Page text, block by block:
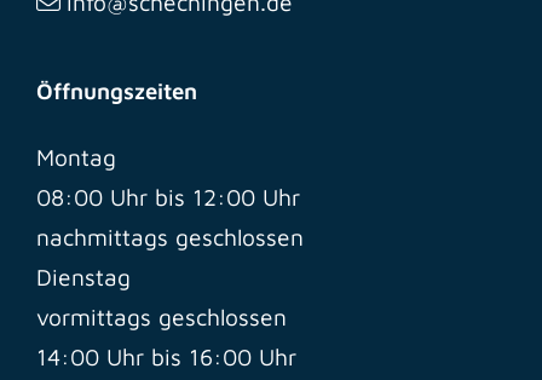
Öffnungszeiten
Montag
08:00 Uhr bis 12:00 Uhr
nachmittags geschlossen
Dienstag
vormittags geschlossen
14:00 Uhr bis 16:00 Uhr